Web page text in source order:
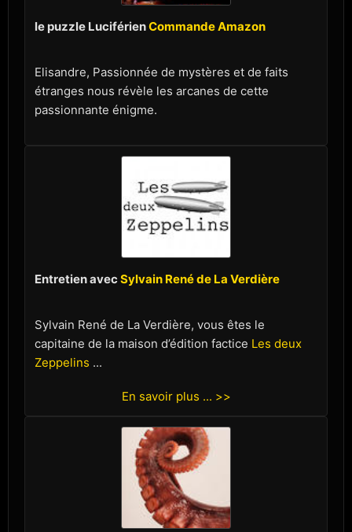
le puzzle LuciférienCommande Amazon
Elisandre, Passionnée de mystères et de faits
étranges nous révèle les arcanes de cette
passionnante énigme.
Entretien avecSylvain René de La Verdière
Sylvain René de La Verdière, vous êtes le
capitaine de la maison d’édition factice Les deux
Zeppelins ...
En savoir plus ... >>